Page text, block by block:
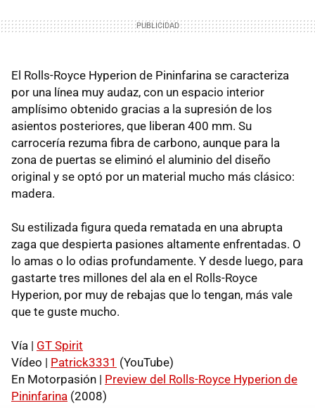
El Rolls-Royce Hyperion de Pininfarina se caracteriza
por una línea muy audaz, con un espacio interior
amplísimo obtenido gracias a la supresión de los
asientos posteriores, que liberan 400 mm. Su
carrocería rezuma fibra de carbono, aunque para la
zona de puertas se eliminó el aluminio del diseño
original y se optó por un material mucho más clásico:
madera.
Su estilizada figura queda rematada en una abrupta
zaga que despierta pasiones altamente enfrentadas. O
lo amas o lo odias profundamente. Y desde luego, para
gastarte tres millones del ala en el Rolls-Royce
Hyperion, por muy de rebajas que lo tengan, más vale
que te guste mucho.
Vía | GT Spirit
Vídeo | Patrick3331 (YouTube)
En Motorpasión | Preview del Rolls-Royce Hyperion de
Pininfarina (2008)